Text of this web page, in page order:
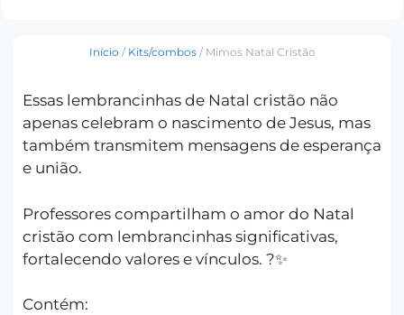
Início / Kits/combos/ Mimos Natal Cristão
Essas lembrancinhas de Natal cristão não
apenas celebram o nascimento de Jesus, mas
também transmitem mensagens de esperança
e união.
Professores compartilham o amor do Natal
cristão com lembrancinhas significativas,
fortalecendo valores e vínculos. ?✨
Contém: